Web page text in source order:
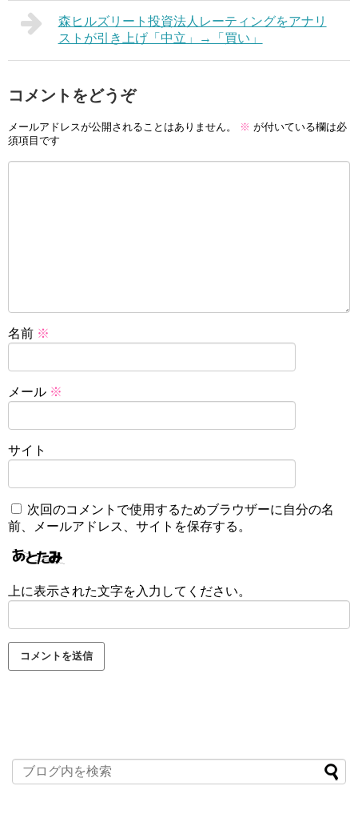
森ヒルズリート投資法人レーティングをアナリ
ストが引き上げ「中立」→「買い」
コメントをどうぞ
メールアドレスが公開されることはありません。 ※ が付いている欄は必
須項目です
名前 ※
メール ※
サイト
次回のコメントで使用するためブラウザーに自分の名
前、メールアドレス、サイトを保存する。
上に表示された文字を入力してください。